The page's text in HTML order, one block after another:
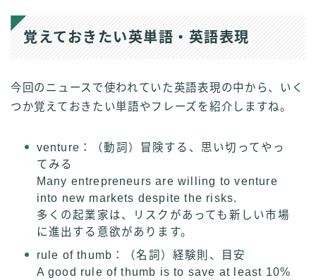
覚えておきたい英単語・英語表現
今回のニュースで使われていた英語表現の中から、いく
つか覚えておきたい単語やフレーズを紹介しますね。
venture：（動詞）冒険する、思い切ってやっ
てみる
Many entrepreneurs are willing to venture
into new markets despite the risks.
多くの起業家は、リスクがあっても新しい市場
に進出する意欲があります。
rule of thumb：（名詞）経験則、目安
A good rule of thumb is to save at least 10%